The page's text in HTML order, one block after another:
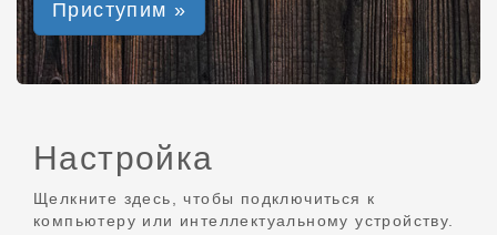
Приступим »
Настройка
Щелкните здесь, чтобы подключиться к
компьютеру или интеллектуальному устройству.